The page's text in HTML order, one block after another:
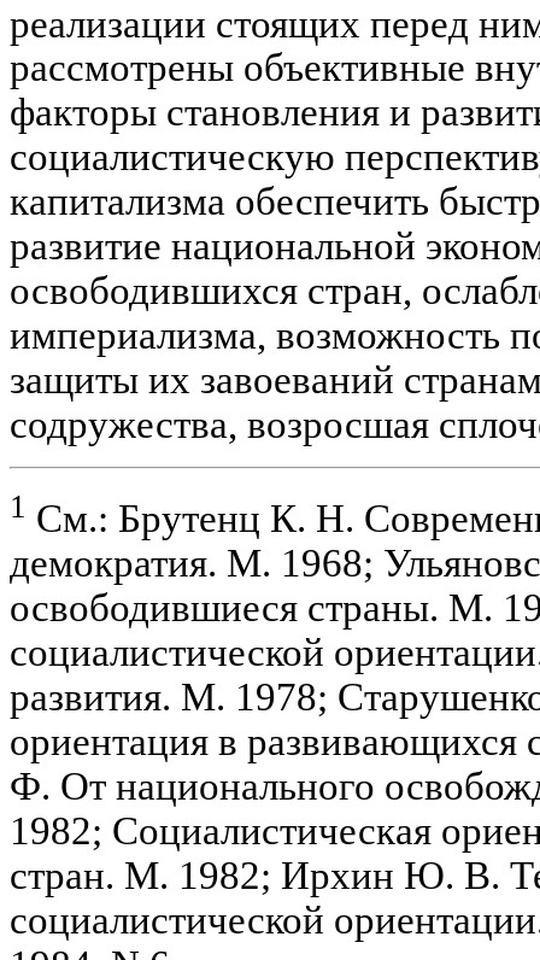
реализации стоящих перед
рассмотрены объективные
факторы становления и
социалистическую
капитализма обеспечить
развитие национальной
освободившихся стран,
империализма, возможность
защиты их завоеваний
содружества, возросшая
1 См.: Брутенц К. Н.
демократия. М. 1968;
освободившиеся страны. М.
социалистической
развития. М. 1978;
ориентация в
Ф. От национального
1982; Социалистическая
стран. М. 1982; Ирхин Ю. В.
социалистической